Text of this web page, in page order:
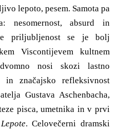
lepoto, pesem. Samota pa
nesomernost, absurd in
priljubljenost se je bolj
Viscontijevem kultnem
nosi skozi lastno
in značajsko refleksivnost
Gustava Aschenbacha,
pisca, umetnika in v prvi
Lepote. Celovečerni dramski